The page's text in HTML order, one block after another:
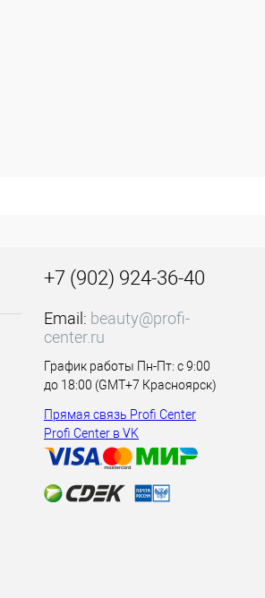
+7 (902) 924-36-40
Email: beauty@profi-
center.ru
График работы Пн-Пт: с 9:00
до 18:00 (GMT+7 Красноярск)
Прямая связь Profi Center
Profi Center в VK